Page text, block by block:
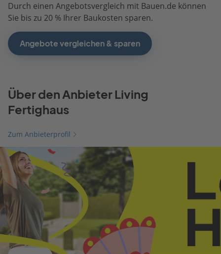
Durch einen Angebotsvergleich mit Bauen.de können
Sie bis zu 20 % Ihrer Baukosten sparen.
Angebote vergleichen & sparen
Über den Anbieter Living
Fertighaus
Zum Anbieterprofil